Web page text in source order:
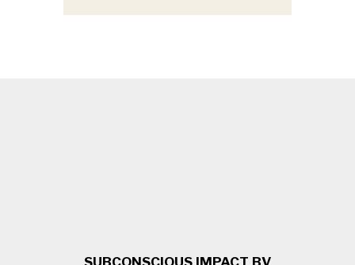
SUBCONSCIOUS IMPACT BV